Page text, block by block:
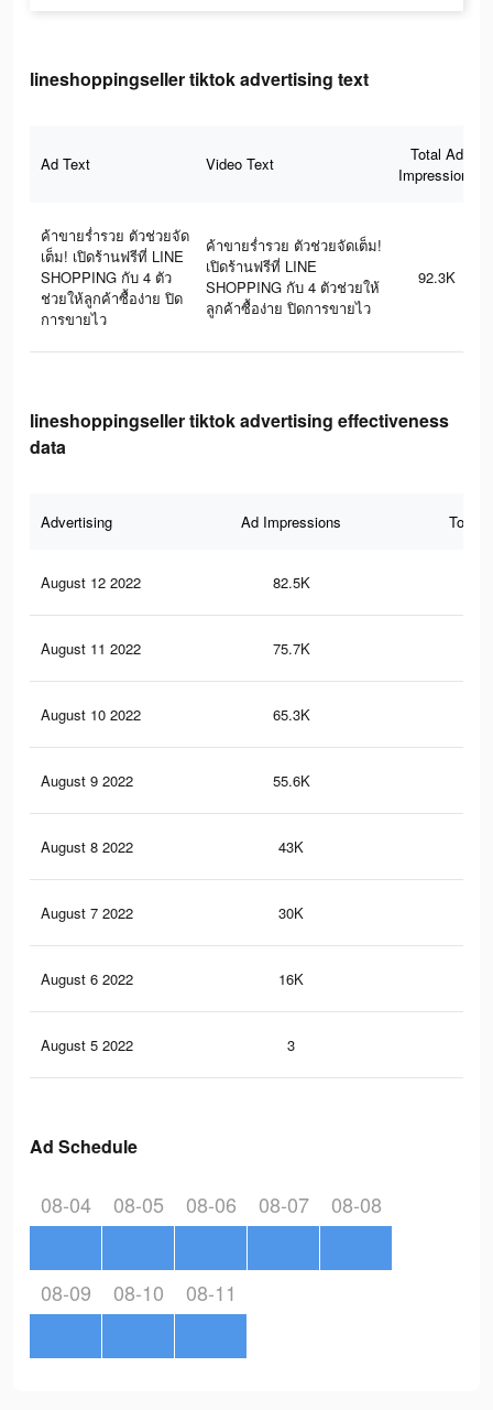
lineshoppingseller tiktok advertising text
Ad Text Video Text
Total Ad
Impressions
ค้าขายร่ำรวย ตัวช่วยจัด
เต็ม! เปิดร้านฟรีที่ LINE
SHOPPING กับ 4 ตัว
ช่วยให้ลูกค้าซื้อง่าย ปิด
การขายไว
ค้าขายร่ำรวย ตัวช่วยจัดเต็ม!
เปิดร้านฟรีที่ LINE
SHOPPING กับ 4 ตัวช่วยให้
ลูกค้าซื้อง่าย ปิดการขายไว
92.3K
lineshoppingseller tiktok advertising effectiveness
data
Advertising Ad Impressions Total
August 12 2022 82.5K
August 11 2022 75.7K
August 10 2022 65.3K
August 9 2022 55.6K
August 8 2022 43K
August 7 2022 30K
August 6 2022 16K
August 5 2022 3
Ad Schedule
08-04 08-05 08-06 08-07 08-08
08-09 08-10 08-11